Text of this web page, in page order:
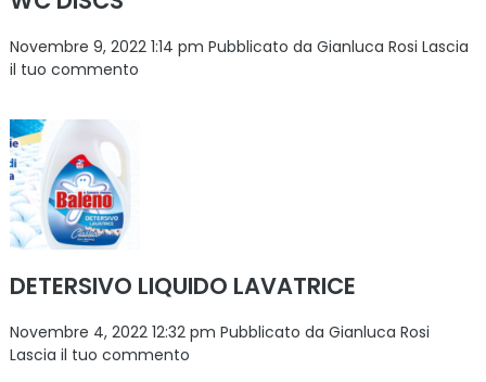
Novembre 9, 2022 1:14 pm Pubblicato da Gianluca Rosi Lascia
il tuo commento
DETERSIVO LIQUIDO LAVATRICE
Novembre 4, 2022 12:32 pm Pubblicato da Gianluca Rosi
Lascia il tuo commento